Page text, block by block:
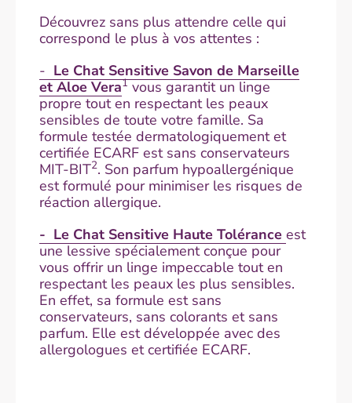
Découvrez sans plus attendre celle qui
correspond le plus à vos attentes :
- Le Chat Sensitive Savon de Marseille
et Aloe Vera1 vous garantit un linge
propre tout en respectant les peaux
sensibles de toute votre famille. Sa
formule testée dermatologiquement et
certifiée ECARF est sans conservateurs
MIT-BIT2. Son parfum hypoallergénique
est formulé pour minimiser les risques de
réaction allergique. ​
- Le Chat Sensitive Haute Tolérance est
une lessive spécialement conçue pour
vous offrir un linge impeccable tout en
respectant les peaux les plus sensibles.
En effet, sa formule est sans
conservateurs, sans colorants et sans
parfum. Elle est développée avec des
allergologues et certifiée ECARF.